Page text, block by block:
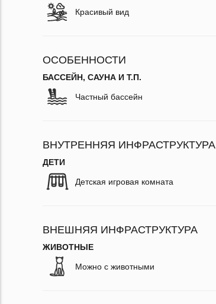
Красивый вид
ОСОБЕННОСТИ
БАССЕЙН, САУНА И Т.П.
Частный бассейн
ВНУТРЕННЯЯ ИНФРАСТРУКТУРА
ДЕТИ
Детская игровая комната
ВНЕШНЯЯ ИНФРАСТРУКТУРА
ЖИВОТНЫЕ
Можно с животными